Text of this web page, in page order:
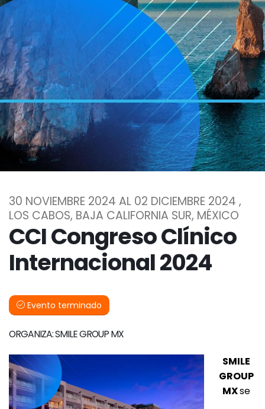
30 NOVIEMBRE 2024 AL 02 DICIEMBRE 2024 ,
LOS CABOS, BAJA CALIFORNIA SUR, MÉXICO
CCI Congreso Clínico
Internacional 2024
Evento terminado
ORGANIZA: SMILE GROUP MX
SMILE
GROUP
MXse